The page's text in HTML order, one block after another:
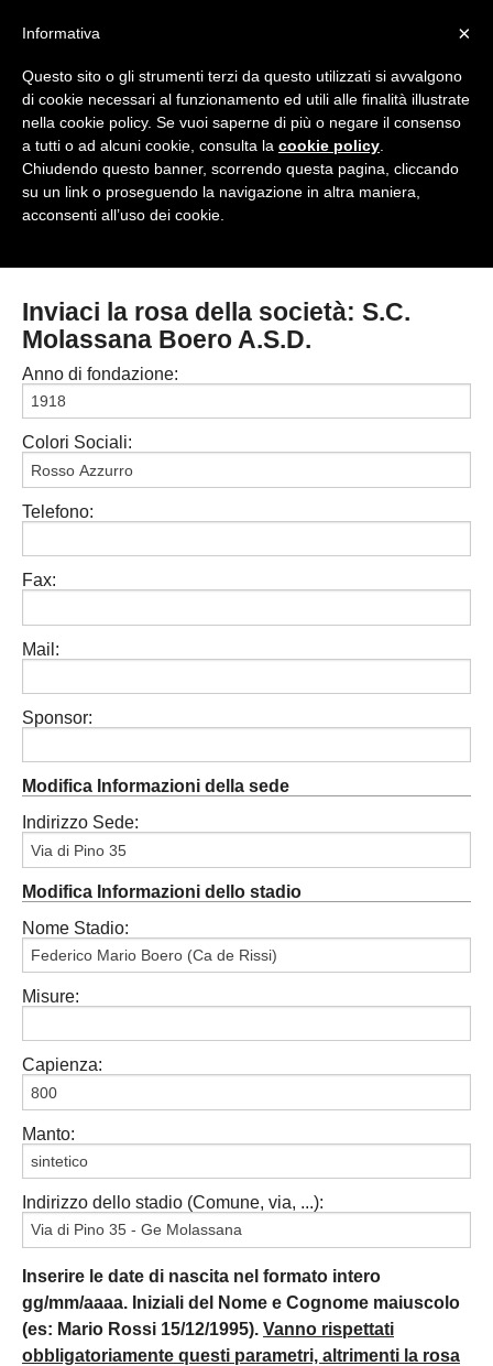
Top Menu
HOME
Accedi / Registrati
PROVINCE
CHIAVARI
GENOVA
IMPERIA
LA SPEZIA
SAVONA
Carica la tua Rosa
Campionati e Risultati:
REGIONALI
Inviaci la rosa della società: S.C.
Molassana Boero A.S.D.
Anno di fondazione:
Colori Sociali:
Telefono:
Fax:
Mail:
Sponsor:
Modifica Informazioni della sede
Indirizzo Sede:
Modifica Informazioni dello stadio
Nome Stadio:
Misure:
Capienza:
Manto:
Indirizzo dello stadio (Comune, via, ...):
Inserire le date di nascita nel formato intero
gg/mm/aaaa. Iniziali del Nome e Cognome maiuscolo
(es: Mario Rossi 15/12/1995). Vanno rispettati
obbligatoriamente questi parametri, altrimenti la rosa
×
Informativa
Questo sito o gli strumenti terzi da questo utilizzati si avvalgono
di cookie necessari al funzionamento ed utili alle finalità illustrate
nella cookie policy. Se vuoi saperne di più o negare il consenso
a tutti o ad alcuni cookie, consulta la cookie policy
Chiudendo questo banner, scorrendo questa pagina, cliccando
su un link o proseguendo la navigazione in altra maniera,
acconsenti all’uso dei cookie.